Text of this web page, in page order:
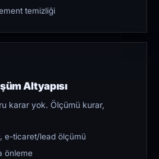
temizliği
Altyapısı
karar yok. Ölçümü kurar,
e-ticaret/lead ölçümü
önleme